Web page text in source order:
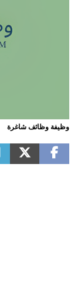
وظيفة وظائف شاغرة